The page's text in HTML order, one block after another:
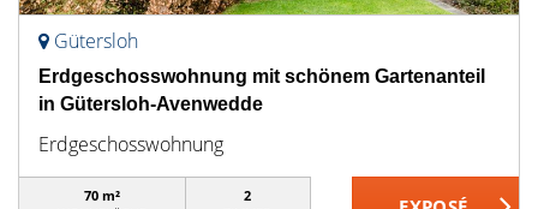
Gütersloh
Erdgeschosswohnung mit schönem Gartenanteil
in Gütersloh-Avenwedde
Erdgeschosswohnung
70 m²
2